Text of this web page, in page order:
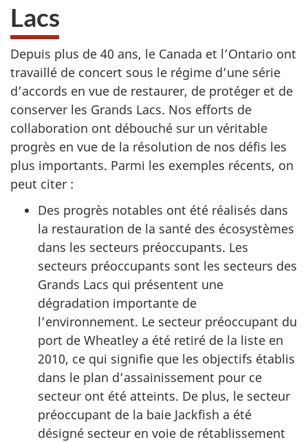
Lacs
Depuis plus de 40 ans, le Canada et l’Ontario ont
travaillé de concert sous le régime d’une série
d’accords en vue de restaurer, de protéger et de
conserver les Grands Lacs. Nos efforts de
collaboration ont débouché sur un véritable
progrès en vue de la résolution de nos défis les
plus importants. Parmi les exemples récents, on
peut citer :
Des progrès notables ont été réalisés dans
la restauration de la santé des écosystèmes
dans les secteurs préoccupants. Les
secteurs préoccupants sont les secteurs des
Grands Lacs qui présentent une
dégradation importante de
l’environnement. Le secteur préoccupant du
port de Wheatley a été retiré de la liste en
2010, ce qui signifie que les objectifs établis
dans le plan d’assainissement pour ce
secteur ont été atteints. De plus, le secteur
préoccupant de la baie Jackfish a été
désigné secteur en voie de rétablissement